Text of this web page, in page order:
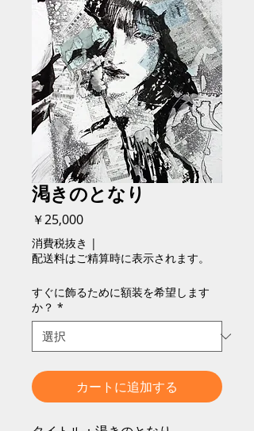
渇きのとなり
￥25,000価
格
消費税抜き |
配送料はご精算時に表示されます。
すぐに飾るために額装を希望します
か？ *
カートに追加する